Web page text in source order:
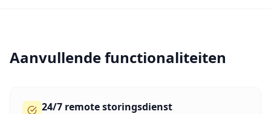
Aanvullende functionaliteiten
24/7 remote storingsdienst